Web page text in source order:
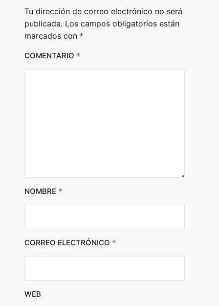
r
Tu dirección de correo electrónico no será
publicada. Los campos obligatorios están
marcados con *
COMENTARIO *
NOMBRE *
CORREO ELECTRÓNICO *
WEB